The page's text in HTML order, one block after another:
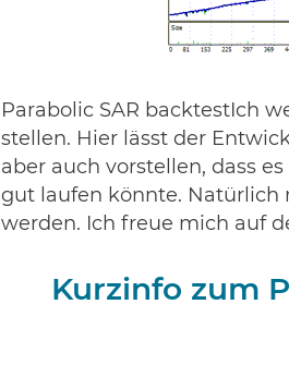
Parabolic SAR backtestIch
stellen. Hier lässt der
aber auch vorstellen, dass
gut laufen könnte. Natürlich
werden. Ich freue mich auf
Kurzinfo zum